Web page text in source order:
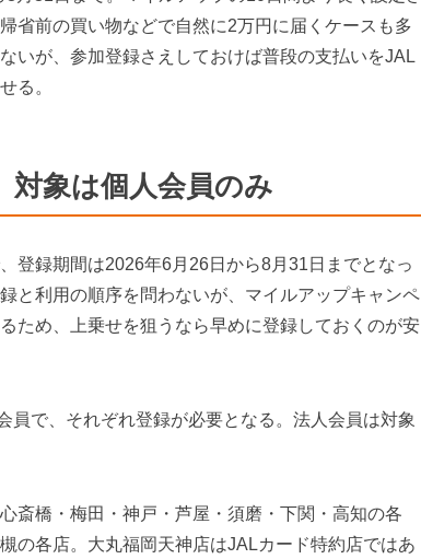
省前の買い物などで自然に2万円に届くケースも多
いが、参加登録さえしておけば普段の支払いをJAL
る。
対象は個人会員のみ
登録期間は2026年6月26日から8月31日までとなっ
と利用の順序を問わないが、マイルアップキャンペ
ため、上乗せを狙うなら早めに登録しておくのが安
員で、それぞれ登録が必要となる。法人会員は対象
斎橋・梅田・神戸・芦屋・須磨・下関・高知の各
の各店。大丸福岡天神店はJALカード特約店ではあ